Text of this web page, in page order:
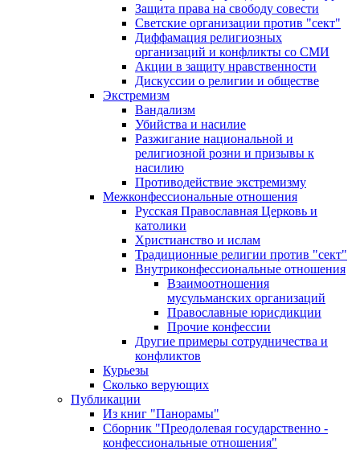
Защита права на свободу совести
Светские организации против "сект"
Диффамация религиозных
организаций и конфликты со СМИ
Акции в защиту нравственности
Дискуссии о религии и обществе
Экстремизм
Вандализм
Убийства и насилие
Разжигание национальной и
религиозной розни и призывы к
насилию
Противодействие экстремизму
Межконфессиональные отношения
Русская Православная Церковь и
католики
Христианство и ислам
Традиционные религии против "сект"
Внутриконфессиональные отношения
Взаимоотношения
мусульманских организаций
Православные юрисдикции
Прочие конфессии
Другие примеры сотрудничества и
конфликтов
Курьезы
Сколько верующих
Публикации
Из книг "Панорамы"
Сборник "Преодолевая государственно -
конфессиональные отношения"